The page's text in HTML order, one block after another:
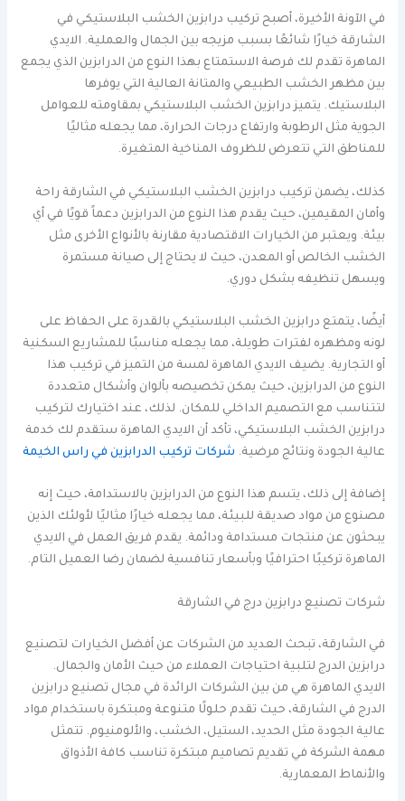
في الآونة الأخيرة، أصبح تركيب درابزين الخشب البلاستيكي في
الشارقة خيارًا شائعًا بسبب مزيجه بين الجمال والعملية. الايدي
الماهرة تقدم لك فرصة الاستمتاع بهذا النوع من الدرابزين الذي يجمع
بين مظهر الخشب الطبيعي والمتانة العالية التي يوفرها
البلاستيك. يتميز درابزين الخشب البلاستيكي بمقاومته للعوامل
الجوية مثل الرطوبة وارتفاع درجات الحرارة، مما يجعله مثاليًا
للمناطق التي تتعرض للظروف المناخية المتغيرة.
كذلك، يضمن تركيب درابزين الخشب البلاستيكي في الشارقة راحة
وأمان المقيمين، حيث يقدم هذا النوع من الدرابزين دعماً قويًا في أي
بيئة. ويعتبر من الخيارات الاقتصادية مقارنة بالأنواع الأخرى مثل
الخشب الخالص أو المعدن، حيث لا يحتاج إلى صيانة مستمرة
ويسهل تنظيفه بشكل دوري.
أيضًا، يتمتع درابزين الخشب البلاستيكي بالقدرة على الحفاظ على
لونه ومظهره لفترات طويلة، مما يجعله مناسبًا للمشاريع السكنية
أو التجارية. يضيف الايدي الماهرة لمسة من التميز في تركيب هذا
النوع من الدرابزين، حيث يمكن تخصيصه بألوان وأشكال متعددة
لتتناسب مع التصميم الداخلي للمكان. لذلك، عند اختيارك لتركيب
درابزين الخشب البلاستيكي، تأكد أن الايدي الماهرة ستقدم لك خدمة
عالية الجودة ونتائج مرضية. شركات تركيب الدرابزين في راس الخيمة
إضافة إلى ذلك، يتسم هذا النوع من الدرابزين بالاستدامة، حيث إنه
مصنوع من مواد صديقة للبيئة، مما يجعله خيارًا مثاليًا لأولئك الذين
يبحثون عن منتجات مستدامة ودائمة. يقدم فريق العمل في الايدي
الماهرة تركيبًا احترافيًا وبأسعار تنافسية لضمان رضا العميل التام.
شركات تصنيع درابزين درج في الشارقة
في الشارقة، تبحث العديد من الشركات عن أفضل الخيارات لتصنيع
درابزين الدرج لتلبية احتياجات العملاء من حيث الأمان والجمال.
الايدي الماهرة هي من بين الشركات الرائدة في مجال تصنيع درابزين
الدرج في الشارقة، حيث تقدم حلولًا متنوعة ومبتكرة باستخدام مواد
عالية الجودة مثل الحديد، الستيل، الخشب، والألومنيوم. تتمثل
مهمة الشركة في تقديم تصاميم مبتكرة تناسب كافة الأذواق
والأنماط المعمارية.